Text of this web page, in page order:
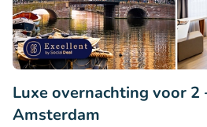
Luxe overnachting voor 2
Amsterdam